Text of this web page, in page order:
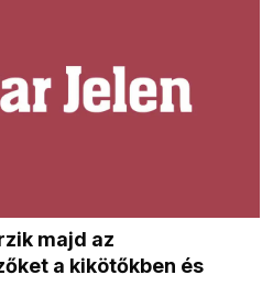
majd az
a kikötőkben és